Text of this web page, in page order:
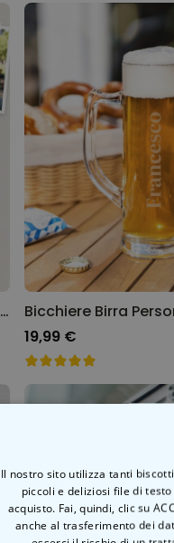
Calzini Personalizzati per l‘Oktoberfest
19,99 €
Il nostro sito utilizza tanti
piccoli e deliziosi file di
acquisto. Fai, quindi, clic su
anche al trasferimento dei